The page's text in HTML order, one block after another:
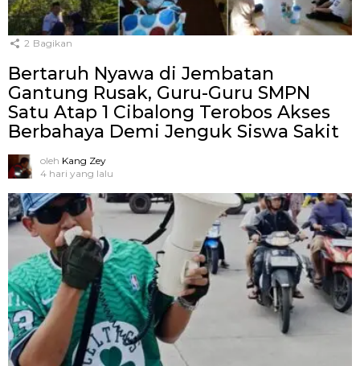
2 Bagikan
Bertaruh Nyawa di Jembatan
Gantung Rusak, Guru-Guru SMPN
Satu Atap 1 Cibalong Terobos Akses
Berbahaya Demi Jenguk Siswa Sakit
oleh Kang Zey
4 hari yang lalu